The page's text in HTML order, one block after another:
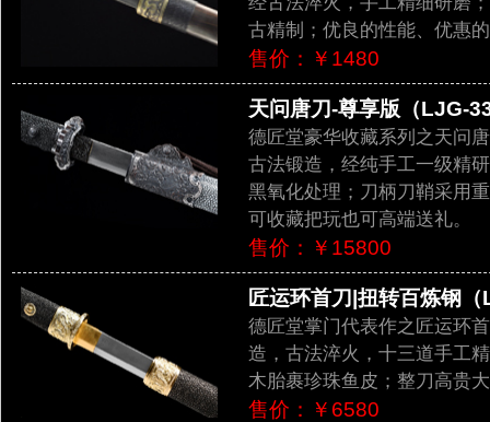
古精制；优良的性能、优惠
售价：￥1480
天问唐刀-尊享版（LJG-
德匠堂豪华收藏系列之天问
古法锻造，经纯手工一级精
黑氧化处理；刀柄刀鞘采用
可收藏把玩也可高端送礼。
售价：￥15800
匠运环首刀|扭转百炼钢
德匠堂掌门代表作之匠运环
造，古法淬火，十三道手工
木胎裹珍珠鱼皮；整刀高贵
售价：￥6580